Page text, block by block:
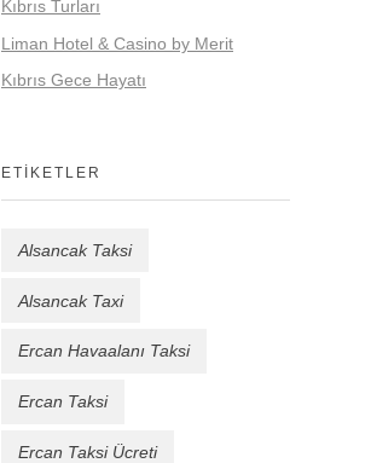
Kıbrıs Turları
Liman Hotel & Casino by Merit
Kıbrıs Gece Hayatı
ETIKETLER
Alsancak Taksi
Alsancak Taxi
Ercan Havaalanı Taksi
Ercan Taksi
Ercan Taksi Ücreti